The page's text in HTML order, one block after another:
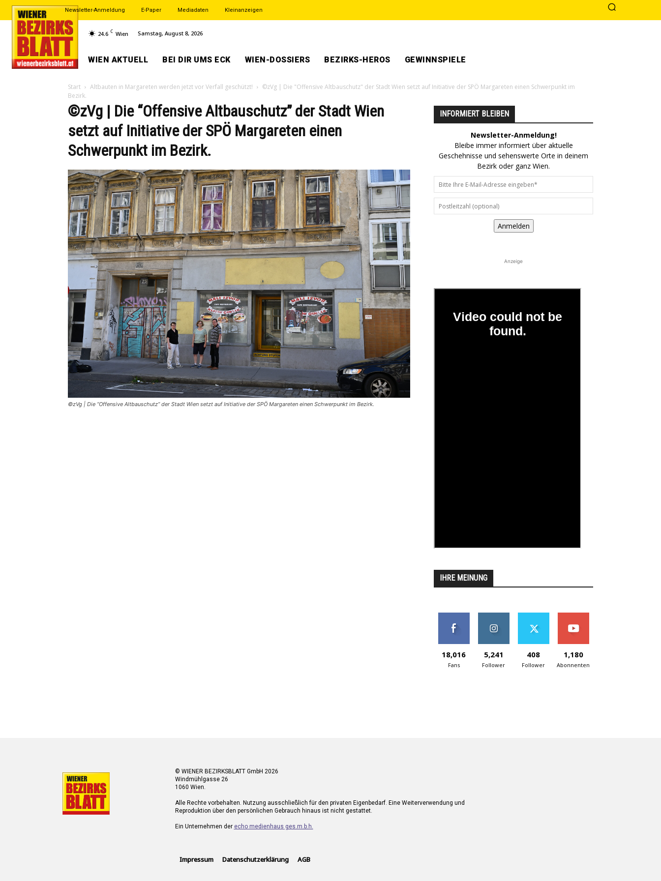
Newsletter-Anmeldung E-Paper Mediadaten Kleinanzeigen
24.6 C Wien Samstag, August 8, 2026
WIEN AKTUELL BEI DIR UMS ECK WIEN-DOSSIERS BEZIRKS-HEROS GEWINNSPIELE
Start Altbauten in Margareten werden jetzt vor Verfall geschützt!
©zVg | Die "Offensive Altbauschutz" der Stadt Wien setzt auf Initiative der SPÖ Margareten einen Schwerpunkt im
Bezirk.
©zVg | Die “Offensive Altbauschutz” der Stadt Wien
setzt auf Initiative der SPÖ Margareten einen
Schwerpunkt im Bezirk.
©zVg | Die “Offensive Altbauschutz” der Stadt Wien setzt auf Initiative der SPÖ Margareten einen Schwerpunkt im Bezirk.
INFORMIERT BLEIBEN
Newsletter-Anmeldung!
Bleibe immer informiert über aktuelle
Geschehnisse und sehenswerte Orte in deinem
Bezirk oder ganz Wien.
Anmelden
Anzeige
IHRE MEINUNG
18,016
Fans
5,241
Follower
408
Follower
1,180
Abonnenten
© WIENER BEZIRKSBLATT GmbH 2026
Windmühlgasse 26
1060 Wien.
Alle Rechte vorbehalten. Nutzung ausschließlich für den privaten Eigenbedarf. Eine Weiterverwendung und
Reproduktion über den persönlichen Gebrauch hinaus ist nicht gestattet.
Ein Unternehmen der echo medienhaus ges.m.b.h.
Impressum Datenschutzerklärung AGB